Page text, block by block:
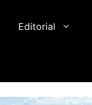
Editorial